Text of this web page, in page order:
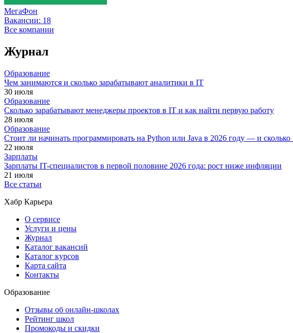
МегаФон
Вакансии: 18
Все компании
Журнал
Образование
Чем занимаются и сколько зарабатывают аналитики в IT
30 июля
Образование
Сколько зарабатывают менеджеры проектов в IT и как найти первую работу
28 июля
Образование
Стоит ли начинать программировать на Python или Java в 2026 году — и
22 июля
Зарплаты
Зарплаты IT-специалистов в первой половине 2026 года: рост ниже инфляции
21 июля
Все статьи
Хабр Карьера
О сервисе
Услуги и цены
Журнал
Каталог вакансий
Каталог курсов
Карта сайта
Контакты
Образование
Отзывы об онлайн-школах
Рейтинг школ
Промокоды и скидки